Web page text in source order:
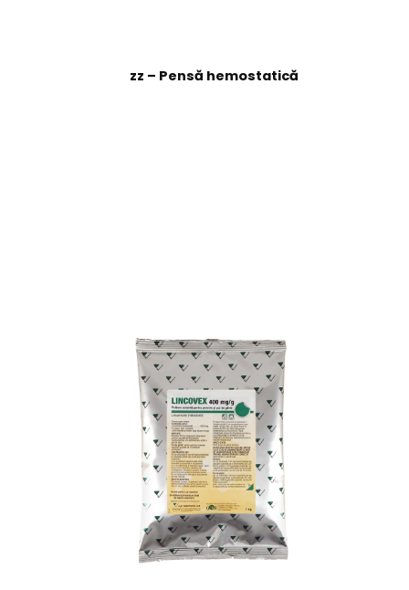
zz – Pensă hemostatică